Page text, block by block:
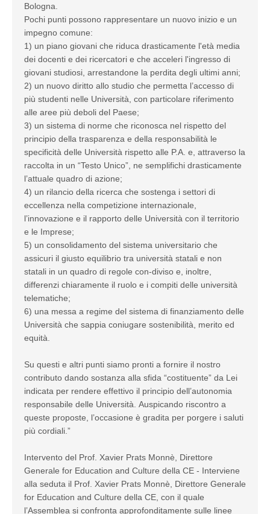
Bologna.
Pochi punti possono rappresentare un nuovo inizio e un
impegno comune:
1) un piano giovani che riduca drasticamente l'età media
dei docenti e dei ricercatori e che acceleri l'ingresso di
giovani studiosi, arrestandone la perdita degli ultimi anni;
2) un nuovo diritto allo studio che permetta l’accesso di
più studenti nelle Università, con particolare riferimento
alle aree più deboli del Paese;
3) un sistema di norme che riconosca nel rispetto del
principio della trasparenza e della responsabilità le
specificità delle Università rispetto alle P.A. e, attraverso la
raccolta in un “Testo Unico”, ne semplifichi drasticamente
l’attuale quadro di azione;
4) un rilancio della ricerca che sostenga i settori di
eccellenza nella competizione internazionale,
l’innovazione e il rapporto delle Università con il territorio
e le Imprese;
5) un consolidamento del sistema universitario che
assicuri il giusto equilibrio tra università statali e non
statali in un quadro di regole con-diviso e, inoltre,
differenzi chiaramente il ruolo e i compiti delle università
telematiche;
6) una messa a regime del sistema di finanziamento delle
Università che sappia coniugare sostenibilità, merito ed
equità.
Su questi e altri punti siamo pronti a fornire il nostro
contributo dando sostanza alla sfida “costituente” da Lei
indicata per rendere effettivo il principio dell’autonomia
responsabile delle Università. Auspicando riscontro a
queste proposte, l’occasione è gradita per porgere i saluti
più cordiali.”
Intervento del Prof. Xavier Prats Monnè, Direttore
Generale for Education and Culture della CE - Interviene
alla seduta il Prof. Xavier Prats Monnè, Direttore Generale
for Education and Culture della CE, con il quale
l’Assemblea si confronta approfonditamente sulle linee